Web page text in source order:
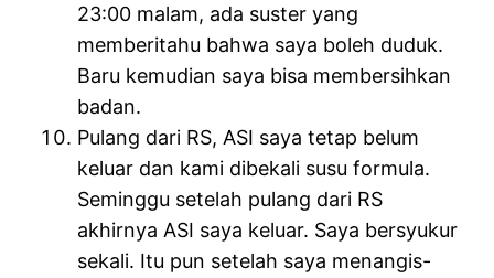
23:00 malam, ada suster yang
memberitahu bahwa saya boleh duduk.
Baru kemudian saya bisa membersihkan
badan.
Pulang dari RS, ASI saya tetap belum
keluar dan kami dibekali susu formula.
Seminggu setelah pulang dari RS
akhirnya ASI saya keluar. Saya bersyukur
sekali. Itu pun setelah saya menangis-